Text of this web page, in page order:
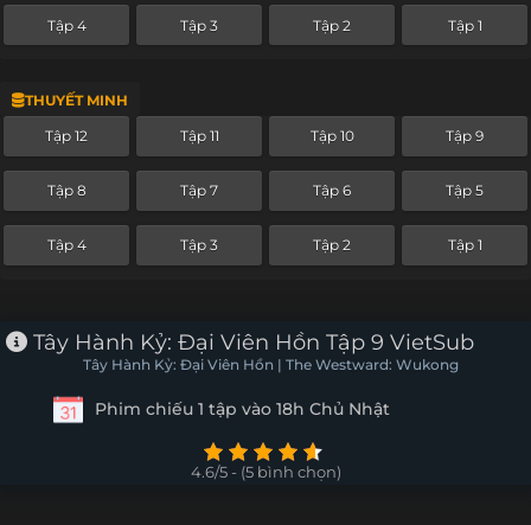
Tập 4 Tập 3 Tập 2 Tập 1
THUYẾT MINH
Tập 12 Tập 11 Tập 10 Tập 9
Tập 8 Tập 7 Tập 6 Tập 5
Tập 4 Tập 3 Tập 2 Tập 1
Tây Hành Kỷ: Đại Viên Hồn Tập 9 VietSub
Tây Hành Kỷ: Đại Viên Hồn | The Westward: Wukong
Phim chiếu 1 tập vào 18h Chủ Nhật
4.6/5 - (5 bình chọn)